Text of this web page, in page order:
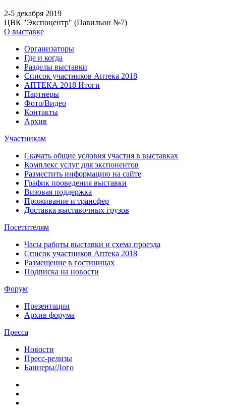
2-5 декабря 2019
ЦВК "Экспоцентр" (Павильон №7)
О выставке
Организаторы
Где и когда
Разделы выставки
Список участников Аптека 2018
АПТЕКА 2018 Итоги
Партнеры
Фото/Видео
Контакты
Архив
Участникам
Скачать общие условия участия в выставках
Комплекс услуг для экспонентов
Разместить информацию на сайте
График проведения выставки
Визовая поддержка
Проживание и трансфер
Доставка выставочных грузов
Посетителям
Часы работы выставки и схема проезда
Список участников Аптека 2018
Размещение в гостиницах
Подписка на новости
Форум
Презентации
Архив форума
Пресса
Новости
Пресс-релизы
Баннеры/Лого